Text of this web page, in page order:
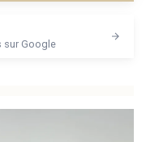
sur Google